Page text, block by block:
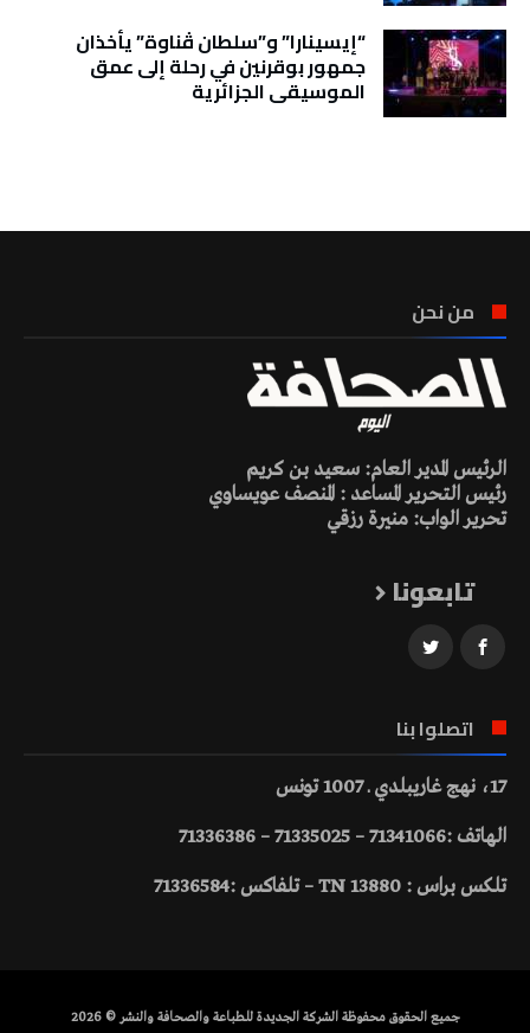
“إيسينارا” و”سلطان ڤناوة” يأخذان
جمهور بوقرنين في رحلة إلى عمق
الموسيقى الجزائرية
من نحن
الرئيس المدير العام: سعيد بن كريم
رئيس التحرير المساعد : المنصف عويساوي
تحرير الواب: منيرة رزقي
تابعونا
اتصلوا بنا
17، نهج غاريبلدي ـ 1007 تونس
الهاتف :71341066 – 71335025 – 71336386
تلكس براس : 13880 TN – تلفاكس :71336584
جميع الحقوق محفوظة الشركة الجديدة للطباعة والصحافة والنشر © 2026